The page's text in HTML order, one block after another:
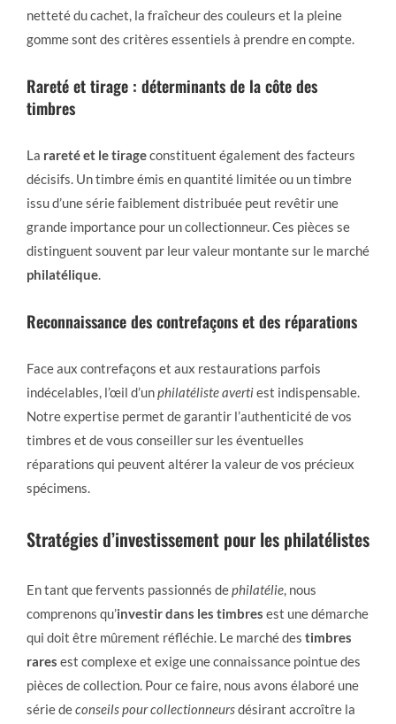
netteté du cachet, la fraîcheur des couleurs et la pleine
gomme sont des critères essentiels à prendre en compte.
Rareté et tirage : déterminants de la côte des
timbres
La rareté et le tirageconstituent également des facteurs
décisifs. Un timbre émis en quantité limitée ou un timbre
issu d’une série faiblement distribuée peut revêtir une
grande importance pour un collectionneur. Ces pièces se
distinguent souvent par leur valeur montante sur le marché
philatélique
Reconnaissance des contrefaçons et des réparations
Face aux contrefaçons et aux restaurations parfois
indécelables, l’œil d’unphilatéliste avertiest indispensable.
Notre expertise permet de garantir l’authenticité de vos
timbres et de vous conseiller sur les éventuelles
réparations qui peuvent altérer la valeur de vos précieux
spécimens.
Stratégies d’investissement pour les philatélistes
En tant que fervents passionnés dephilatélie , nous
comprenons qu’investir dans les timbres est une démarche
qui doit être mûrement réfléchie. Le marché des timbres
rares est complexe et exige une connaissance pointue des
pièces de collection. Pour ce faire, nous avons élaboré une
série deconseils pour collectionneursdésirant accroître la